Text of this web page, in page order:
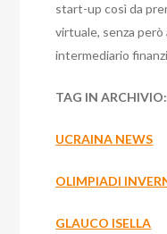
start-up così da
virtuale, senza
intermediario
TAG IN ARCHIVIO:
UCRAINA NEWS
OLIMPIADI
GLAUCO ISELLA